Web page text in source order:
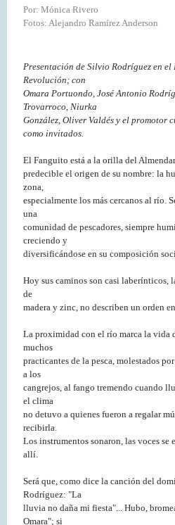
Por: Mónica Rivero
Fotos: Alejandro Ramírez Anderson
Presentación de Silvio Rodríguez en
Revolución; con
Omara Portuondo, José Antonio
Trovarroco, Niurka
González, Oliver Valdés y el promotor
como invitados.
El Fanguito está a la orilla del
predecible el origen de su nombre: la
zona,
especialmente los más cercanos al río.
una
comunidad de pescadores, siempre
creciendo y
diversificándose en su composición
Hoy sus caminos son casi laberínticos,
de
madera y zinc, no describen un orden
La proximidad con el río marca la vida
muchos
practicantes de la pesca, molestados
a los
cangrejos, al fango tremendo cuando
el clima
no detuvo a quienes fueron a regalar
recibirla.
Los instrumentos sonaron, las voces se
allí.
Será que, como dice la canción del
Rodríguez: "La
lluvia no daña mi fiesta"... Hubo,
Omara"; si